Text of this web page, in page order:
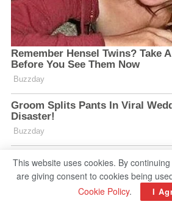
This website uses cookies. By
are giving consent to cookies being
Cookie Policy. I